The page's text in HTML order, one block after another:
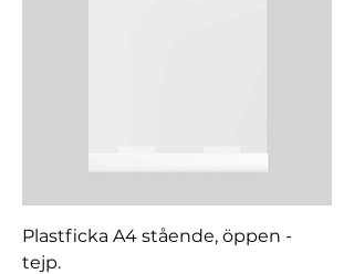
Plastficka A4 stående, öppen -
tejp.